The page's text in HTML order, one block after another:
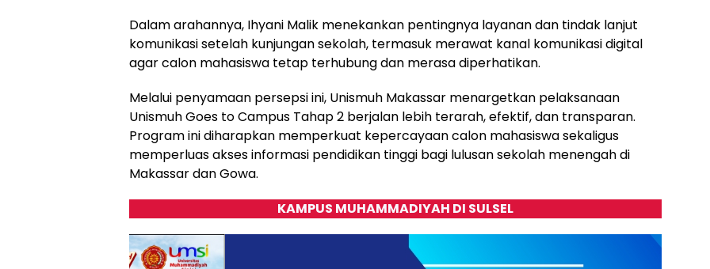
Dalam arahannya, Ihyani Malik menekankan pentingnya layanan dan tindak lanjut
komunikasi setelah kunjungan sekolah, termasuk merawat kanal komunikasi digital
agar calon mahasiswa tetap terhubung dan merasa diperhatikan.
Melalui penyamaan persepsi ini, Unismuh Makassar menargetkan pelaksanaan
Unismuh Goes to Campus Tahap 2 berjalan lebih terarah, efektif, dan transparan.
Program ini diharapkan memperkuat kepercayaan calon mahasiswa sekaligus
memperluas akses informasi pendidikan tinggi bagi lulusan sekolah menengah di
Makassar dan Gowa.
KAMPUS MUHAMMADIYAH DI SULSEL